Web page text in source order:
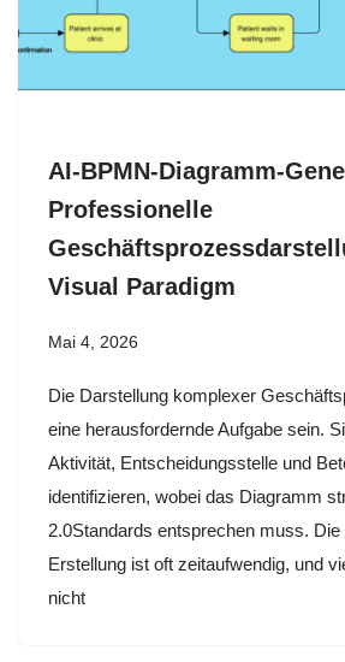
AI-BPMN-Diagramm-
Professionelle
Visual Paradigm
Mai 4, 2026
Die Darstellung komplexer
eine herausfordernde Aufgabe sein.
Aktivität, Entscheidungsstelle und
identifizieren, wobei das Diagramm
2.0Standards entsprechen muss. Die
Erstellung ist oft zeitaufwendig, und
nicht